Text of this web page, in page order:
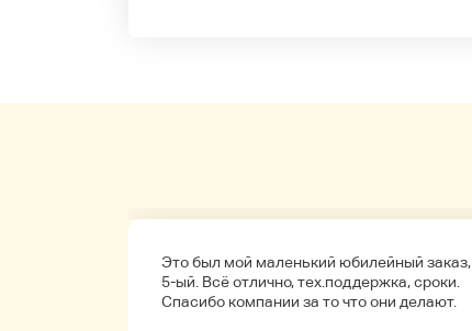
Это был мой маленький юбилейный заказ,
5-ый. Всё отлично, тех.поддержка, сроки.
Спасибо компании за то что они делают.